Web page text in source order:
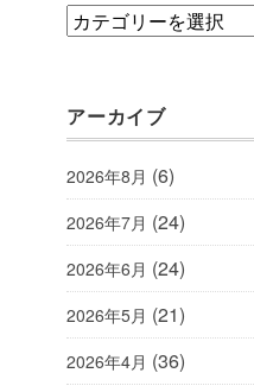
category
アーカイブ
2026年8月 (6)
2026年7月 (24)
2026年6月 (24)
2026年5月 (21)
2026年4月 (36)